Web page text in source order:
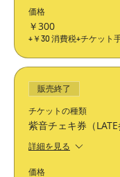
価格
￥300
+￥30 消費税+チケット
販売終了
チケットの種類
紫音チェキ券（LATE
詳細を見る
価格